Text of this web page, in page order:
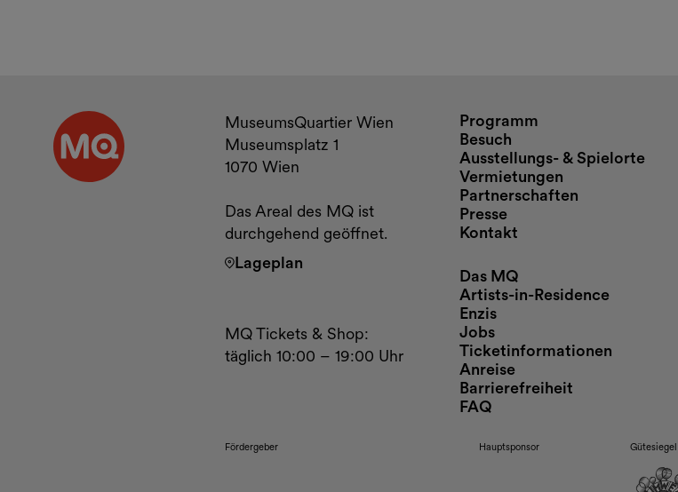
Kontakt und Öffnungszeiten
MuseumsQuartier Wien
Museumsplatz 1
1070 Wien
Das Areal des MQ ist
durchgehend geöffnet.
Lageplan
MQ Tickets & Shop:
täglich 10:00 – 19:00 Uhr
Programm
Besuch
Ausstellungs- & Spielorte
Vermietungen
Partnerschaften
Presse
Kontakt
Das MQ
Artists-in-Residence
Enzis
Jobs
Ticketinformationen
Anreise
Barrierefreiheit
FAQ
Fördergeber Hauptsponsor Gütesiegel